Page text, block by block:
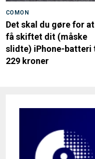
COMON
Det skal du gøre for at
få skiftet dit (måske
slidte) iPhone-batteri
229 kroner